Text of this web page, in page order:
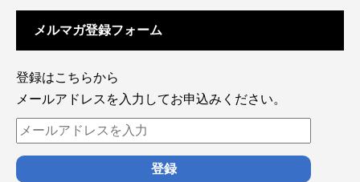
メルマガ登録フォーム
登録はこちらから
メールアドレスを入力してお申込みください。